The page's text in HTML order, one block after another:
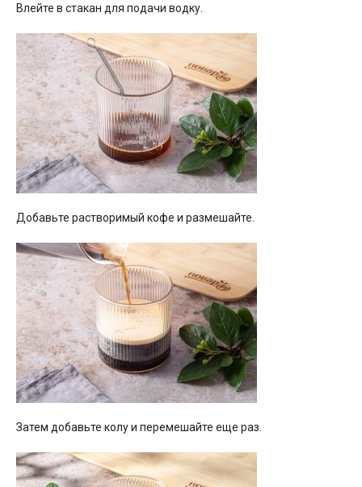
Влейте в стакан для подачи водку.
Добавьте растворимый кофе и размешайте.
Затем добавьте колу и перемешайте еще раз.